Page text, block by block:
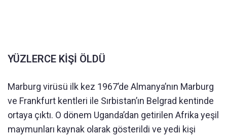
YÜZLERCE KİŞİ ÖLDÜ
Marburg virüsü ilk kez 1967’de Almanya’nın Marburg
ve Frankfurt kentleri ile Sırbistan’ın Belgrad kentinde
ortaya çıktı. O dönem Uganda’dan getirilen Afrika yeşil
maymunları kaynak olarak gösterildi ve yedi kişi